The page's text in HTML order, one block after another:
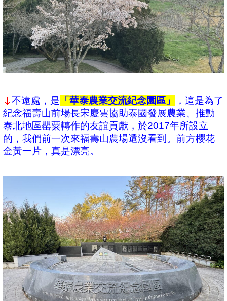
↓不遠處，是 「華泰農業交流紀念園區」
，這是為了
紀念福壽山前場長宋慶雲協助泰國發展農業、推動
泰北地區罌粟轉作的友誼貢獻，於2017年所設立
的，我們前一次來福壽山農場還沒看到。前方櫻花
金黃一片，真是漂亮。